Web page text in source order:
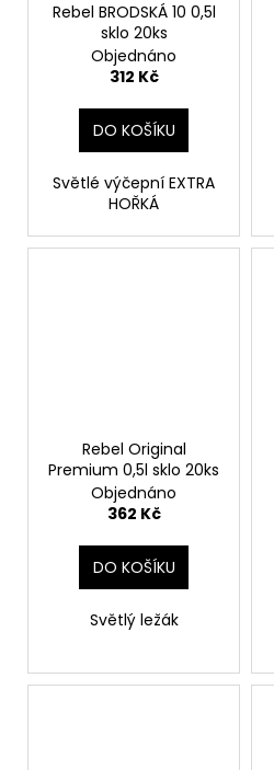
Rebel BRODSKÁ 10 0,5l
sklo 20ks
Objednáno
312 Kč
DO KOŠÍKU
Světlé výčepní EXTRA
HOŘKÁ
Rebel Original
Premium 0,5l sklo 20ks
Objednáno
362 Kč
DO KOŠÍKU
Světlý ležák